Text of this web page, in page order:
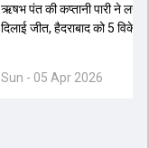
ऋषभ पंत की कप्तानी पारी ने
दिलाई जीत, हैदराबाद को 5 विकेट
Sun - 05 Apr 2026